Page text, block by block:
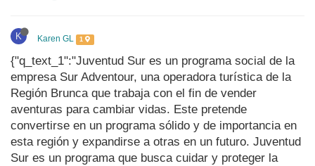
K Karen GL 1
{"q_text_1":"Juventud Sur es un programa social de la
empresa Sur Adventour, una operadora turística de la
Región Brunca que trabaja con el fin de vender
aventuras para cambiar vidas. Este pretende
convertirse en un programa sólido y de importancia en
esta región y expandirse a otras en un futuro. Juventud
Sur es un programa que busca cuidar y proteger la